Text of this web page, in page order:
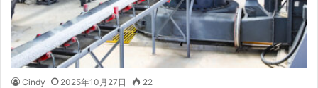
Cindy 2025年10月27日 22